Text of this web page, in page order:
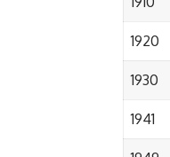
1920
1930
1941